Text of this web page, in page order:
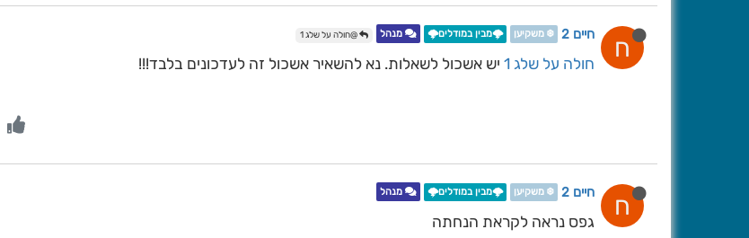
ח חיים 2 ❄️ משקיען 🌩️מבין במודלים🌩️ מנהל @חולה על שלג 1
חולה על שלג 1 יש אשכול לשאלות. נא להשאיר אשכול זה לעדכונים בלבד!!!
ח חיים 2 ❄️ משקיען 🌩️מבין במודלים🌩️ מנהל
גפס נראה לקראת הנחתה